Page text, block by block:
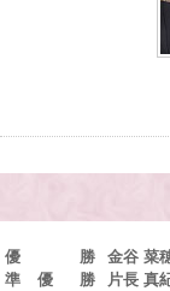
優 勝 金谷 菜
準 優 勝
片長 真